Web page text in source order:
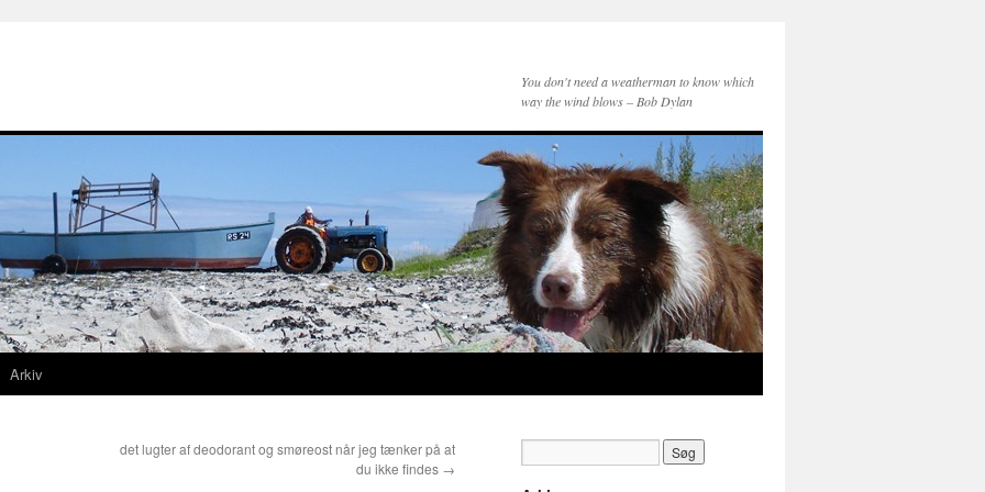
You don't need a weatherman to know which
way the wind blows – Bob Dylan
Arkiv
det lugter af deodorant og smøreost når jeg tænker på at
du ikke findes →